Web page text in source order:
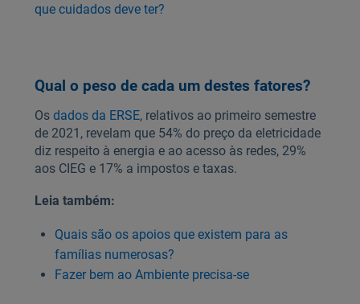
que cuidados deve ter?
Qual o peso de cada um destes fatores?
Os dados da ERSE, relativos ao primeiro semestre
de 2021, revelam que 54% do preço da eletricidade
diz respeito à energia e ao acesso às redes, 29%
aos CIEG e 17% a impostos e taxas.
Leia também:
Quais são os apoios que existem para as
famílias numerosas?
Fazer bem ao Ambiente precisa-se